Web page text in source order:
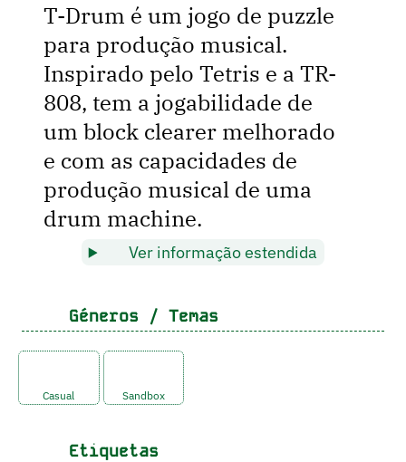
T-Drum é um jogo de puzzle
para produção musical.
Inspirado pelo Tetris e a TR-
808, tem a jogabilidade de
um block clearer melhorado
e com as capacidades de
produção musical de uma
drum machine.
Ver informação estendida
Géneros / Temas
Casual Sandbox
Etiquetas